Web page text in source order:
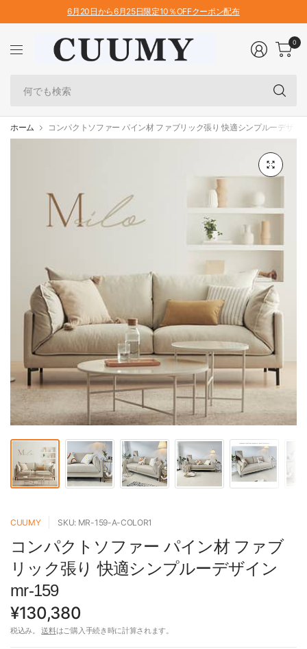
6月20日から6月25日限定10％OFFクーポン配布
索
0
ホーム コンパクトソファー パイン材 ファブリック張り 快適シンプルーデザイ
CUUMY SKU: MR-159-A-COLOR1
コンパクトソファー パイン材 ファブ
リック張り 快適シンプルーデザイン
mr-159
¥130,380
税込み。送料はご購入手続き時に計算されます。